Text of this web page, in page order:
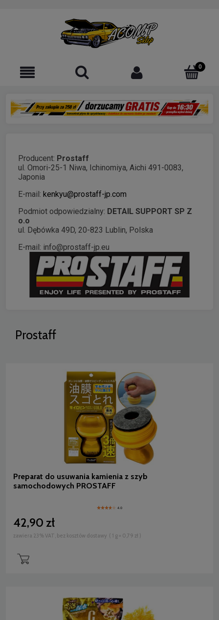
Producent: Prostaff
ul. Omori-25-1 Niwa, Ichinomiya, Aichi 491-0083,
Japonia
E-mail: kenkyu@prostaff-jp.com
Podmiot odpowiedzialny: DETAIL SUPPORT SP Z
o.o
ul. Dębówka 49D, 20-823 Lublin, Polska
E-mail: info@prostaff-jp.eu
Prostaff
Preparat do usuwania kamienia z szyb
samochodowych PROSTAFF
4.0
42,90 zł
zawiera 23% VAT, bez kosztów dostawy ( 1 g = 0,79 zł )